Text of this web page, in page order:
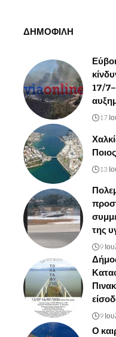
ΔΗΜΟΦΙΛΗ
17/
17
13
της
9
9
Ο